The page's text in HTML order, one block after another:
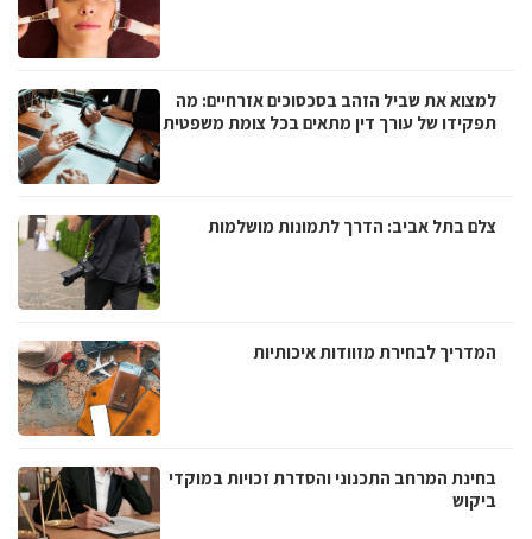
למצוא את שביל הזהב בסכסוכים אזרחיים: מה
תפקידו של עורך דין מתאים בכל צומת משפטית
צלם בתל אביב: הדרך לתמונות מושלמות
המדריך לבחירת מזוודות איכותיות
בחינת המרחב התכנוני והסדרת זכויות במוקדי
ביקוש